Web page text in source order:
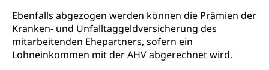
Ebenfalls abgezogen werden können die Prämien der
Kranken- und Unfalltaggeldversicherung des
mitarbeitenden Ehepartners, sofern ein
Lohneinkommen mit der AHV abgerechnet wird.
Strafverfahren Staatsanwaltschaft
Strafregisterauszug bestellen (EJPD)
Vormundschaft
Vormund, Amtsvormund, Mündel,
Vormundschaftsbehörde, Kindesschutz,
Jugendschutz